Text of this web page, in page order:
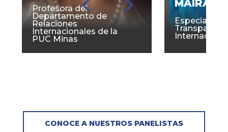
Profesora del
Departamento de
Relaciones
Internacionales de la
PUC Minas
MAIRA
Especialista
CONOCE A NUESTROS PANELISTAS